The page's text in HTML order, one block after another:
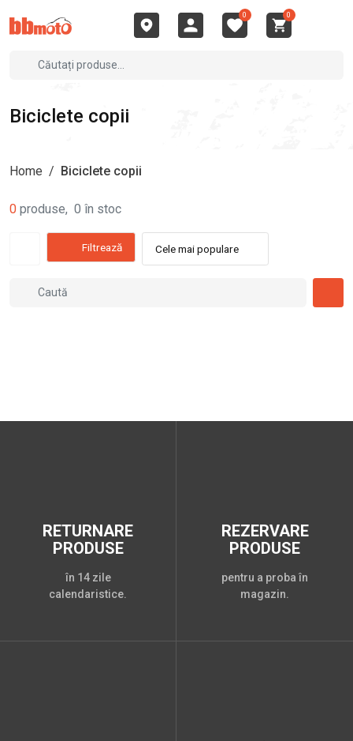
0 0
Biciclete copii
Home / Biciclete copii
0 produse, 0 în stoc
Filtrează Cele mai populare
RETURNARE
PRODUSE
în 14 zile
calendaristice.
REZERVARE
PRODUSE
pentru a proba în
magazin.